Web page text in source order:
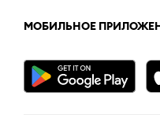
МОБИЛЬНОЕ